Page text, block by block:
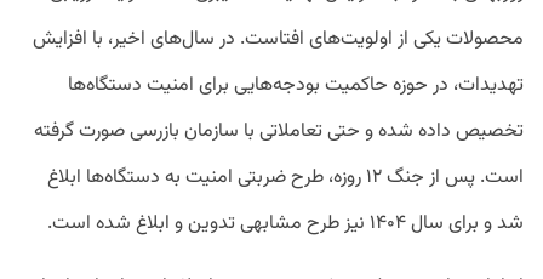
محصولات یکی از اولویت‌های افتاست. در سال‌های اخیر، با افزایش
تهدیدات، در حوزه حاکمیت بودجه‌هایی برای امنیت دستگاه‌ها
تخصیص داده شده و حتی تعاملاتی با سازمان بازرسی صورت گرفته
است. پس از جنگ ۱۲ روزه، طرح ضربتی امنیت به دستگاه‌ها ابلاغ
شد و برای سال ۱۴۰۴ نیز طرح مشابهی تدوین و ابلاغ شده است.